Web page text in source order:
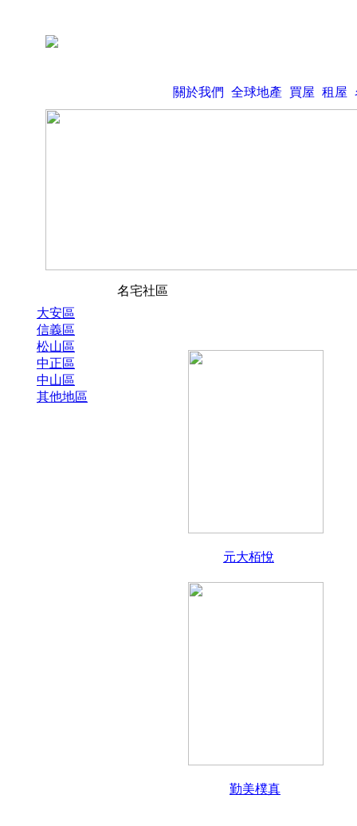
關於我們 全球地產 買屋 租屋
名宅社區
大安區
信義區
松山區
中正區
中山區
其他地區
元大栢悅
勤美樸真